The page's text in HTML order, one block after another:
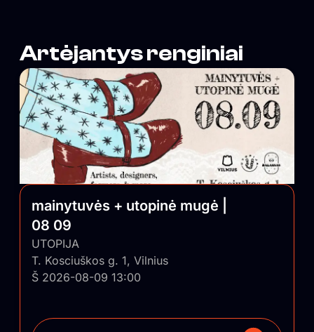
Artėjantys renginiai
mainytuvės + utopinė mugė |
08 09
UTOPIJA
T. Kosciuškos g. 1, Vilnius
Š 2026-08-09 13:00